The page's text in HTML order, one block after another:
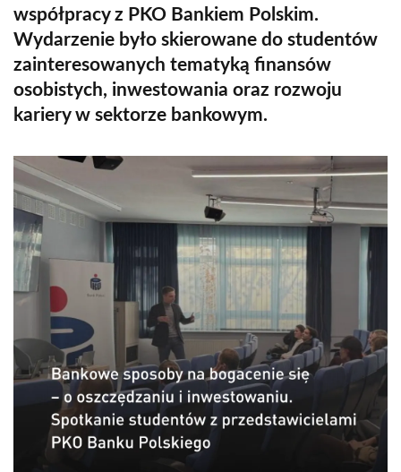
współpracy z PKO Bankiem Polskim.
Wydarzenie było skierowane do studentów
zainteresowanych tematyką finansów
osobistych, inwestowania oraz rozwoju
kariery w sektorze bankowym.